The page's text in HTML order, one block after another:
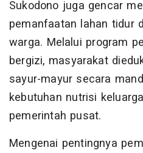
Sukodono juga gencar
pemanfaatan lahan tidur
warga. Melalui program
bergizi, masyarakat
sayur-mayur secara
kebutuhan nutrisi
pemerintah pusat.
Mengenai pentingnya